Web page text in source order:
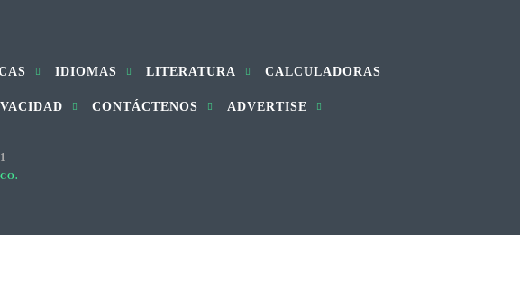
IDIOMAS LITERATURA CALCULADORAS
CONTÁCTENOS
ADVERTISE